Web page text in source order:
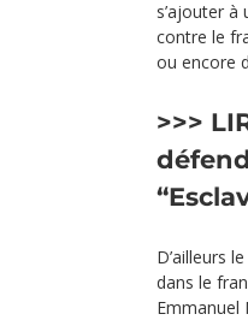
s’ajouter
contre le
ou encore
>>>
D’ailleurs
dans le
Emmanuel